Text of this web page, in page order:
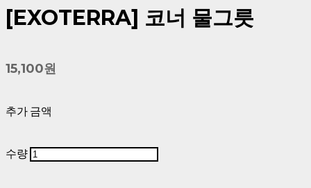
[EXOTERRA] 코너 물그릇
15,100원
추가 금액
수량